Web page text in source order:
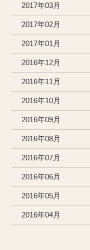
2017年03月
2017年02月
2017年01月
2016年12月
2016年11月
2016年10月
2016年09月
2016年08月
2016年07月
2016年06月
2016年05月
2016年04月